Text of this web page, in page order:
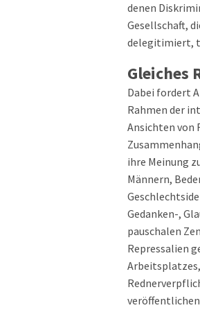
denen
Gesellschaft,
delegitimiert,
Gleiches
Dabei fordert
Rahmen der
Ansichten von
ihre Meinung
Männern,
Gedanken-,
pauschalen
Repressalien